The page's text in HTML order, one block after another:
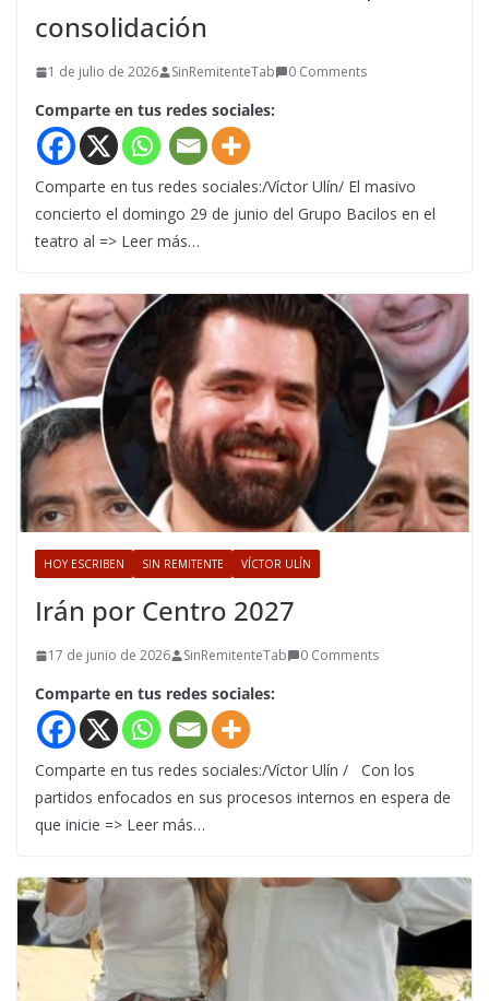
consolidación
1 de julio de 2026 SinRemitenteTab 0 Comments
Comparte en tus redes sociales:
Comparte en tus redes sociales:/Víctor Ulín/ El masivo
concierto el domingo 29 de junio del Grupo Bacilos en el
teatro al => Leer más…
HOY ESCRIBEN SIN REMITENTE VÍCTOR ULÍN
Irán por Centro 2027
17 de junio de 2026 SinRemitenteTab 0 Comments
Comparte en tus redes sociales:
Comparte en tus redes sociales:/Víctor Ulín / Con los
partidos enfocados en sus procesos internos en espera de
que inicie => Leer más…